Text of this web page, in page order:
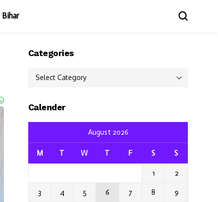
Bihar
Categories
Categories
Calender
August 2026
M T W T F S S
1 2
3 4 5 6 7 8 9